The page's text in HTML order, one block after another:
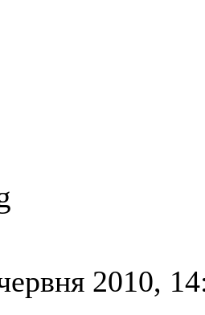
2010,